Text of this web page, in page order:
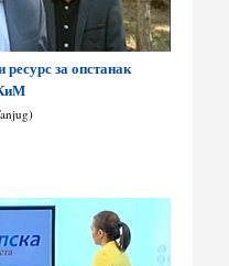
за опстанак